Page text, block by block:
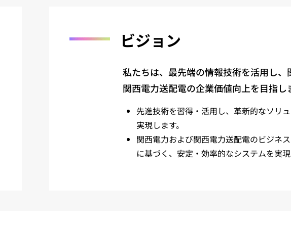
ビジョン
私たちは、最先端の情報技術を活用し、
関西電力送配電の企業価値向上を目指し
先進技術を習得・活用し、革新的なソリ
実現します。
関西電力および関西電力送配電のビジネ
に基づく、安定・効率的なシステムを実